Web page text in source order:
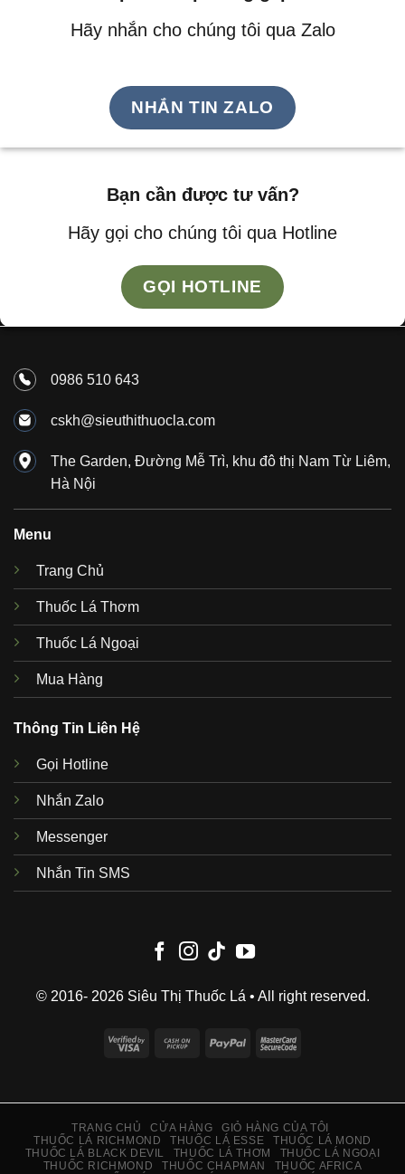
Hãy nhắn cho chúng tôi qua Zalo
NHẮN TIN ZALO
Bạn cần được tư vấn?
Hãy gọi cho chúng tôi qua Hotline
GỌI HOTLINE
0986 510 643
cskh@sieuthithuocla.com
The Garden, Đường Mễ Trì, khu đô thị Nam Từ Liêm,
Hà Nội
Menu
Trang Chủ
Thuốc Lá Thơm
Thuốc Lá Ngoại
Mua Hàng
Thông Tin Liên Hệ
Gọi Hotline
Nhắn Zalo
Messenger
Nhắn Tin SMS
Visa
Cash
PayPal MasterCard
© 2016- 2026 Siêu Thị Thuốc Lá • All right reserved.
TRANG CHỦ CỬA HÀNG
GIỎ HÀNG CỦA TÔI
THUỐC LÁ RICHMOND
THUỐC LÁ ESSE
THUỐC LÁ MOND
THUỐC LÁ BLACK DEVIL
THUỐC LÁ THƠM
THUỐC LÁ NGOẠI
THUỐC RICHMOND
THUỐC CHAPMAN
THUỐC AFRICA